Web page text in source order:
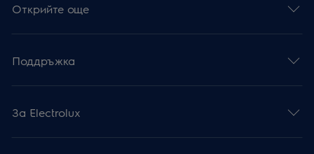
Открийте още
Поддръжка
За Electrolux